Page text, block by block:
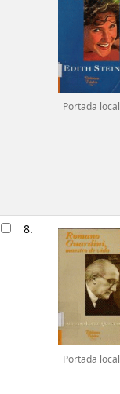
Portada local
8.
Portada local